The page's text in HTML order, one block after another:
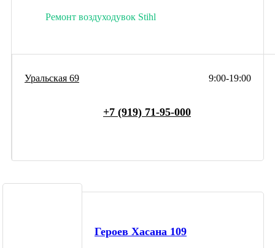
Ремонт воздуходувок Stihl
9:00-19:00
Уральская 69
+7 (919) 71-95-000
Героев Хасана 109